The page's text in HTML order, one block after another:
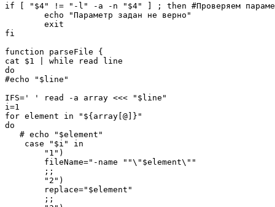
if [ "$4" != "-l" -a -n "$4" ] ; then #Проверяем параметр
        echo "Параметр задан не верно"
        exit
fi
function parseFile {
cat $1 | while read line
do
#echo "$line"
IFS=' ' read -a array <<< "$line"
i=1
for element in "${array[@]}"
do
   # echo "$element"
    case "$i" in
        "1")
        fileName="-name ""\"$element\""
        ;;
        "2")
        replace="$element"
        ;;